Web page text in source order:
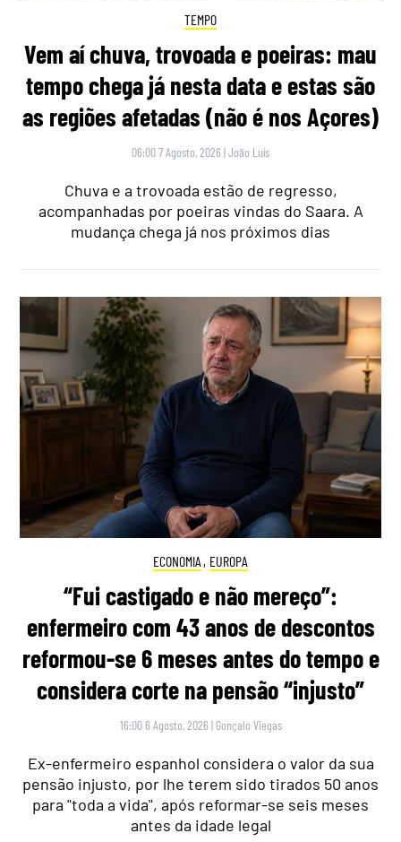
TEMPO
Vem aí chuva, trovoada e poeiras: mau
tempo chega já nesta data e estas são
as regiões afetadas (não é nos Açores)
06:00 7 Agosto, 2026 |João Luís
Chuva e a trovoada estão de regresso,
acompanhadas por poeiras vindas do Saara. A
mudança chega já nos próximos dias
ECONOMIA , EUROPA
“Fui castigado e não mereço”:
enfermeiro com 43 anos de descontos
reformou-se 6 meses antes do tempo e
considera corte na pensão “injusto”
16:00 6 Agosto, 2026 | Gonçalo Viegas
Ex-enfermeiro espanhol considera o valor da sua
pensão injusto, por lhe terem sido tirados 50 anos
para "toda a vida", após reformar-se seis meses
antes da idade legal